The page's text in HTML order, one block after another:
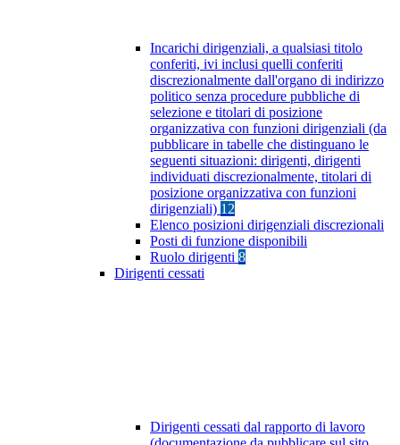
Incarichi dirigenziali, a qualsiasi titolo
conferiti, ivi inclusi quelli conferiti
discrezionalmente dall'organo di indirizzo
politico senza procedure pubbliche di
selezione e titolari di posizione
organizzativa con funzioni dirigenziali (da
pubblicare in tabelle che distinguano le
seguenti situazioni: dirigenti, dirigenti
individuati discrezionalmente, titolari di
posizione organizzativa con funzioni
dirigenziali) 12
Elenco posizioni dirigenziali discrezionali
Posti di funzione disponibili
Ruolo dirigenti 8
Dirigenti cessati
Dirigenti cessati dal rapporto di lavoro